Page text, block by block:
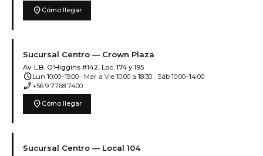
location_on Cómo llegar
Sucursal Centro — Crown Plaza
Av. L.B. O'Higgins #142, Loc. 174 y 195
scheduleLun 10:00–19:00 · Mar a Vie 10:00 a 18:30 · Sáb 10:00–14:00
phone_enabled +56 9 7768 7400
location_on Cómo llegar
Sucursal Centro — Local 104